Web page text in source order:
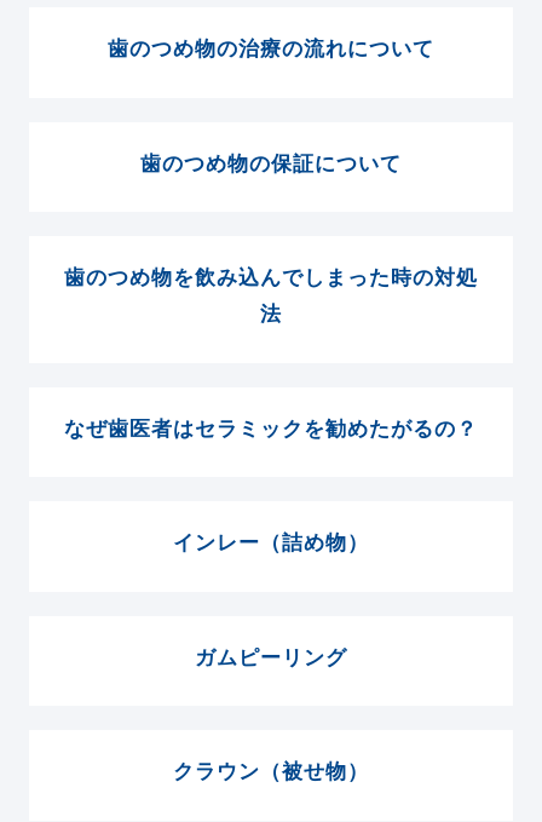
歯のつめ物の治療の流れについて
歯のつめ物の保証について
歯のつめ物を飲み込んでしまった時の対処
法
なぜ歯医者はセラミックを勧めたがるの？
インレー（詰め物）
ガムピーリング
クラウン（被せ物）